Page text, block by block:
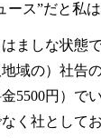
ース”だと私
ましな状態
域の）社告
5500円）で
く社として